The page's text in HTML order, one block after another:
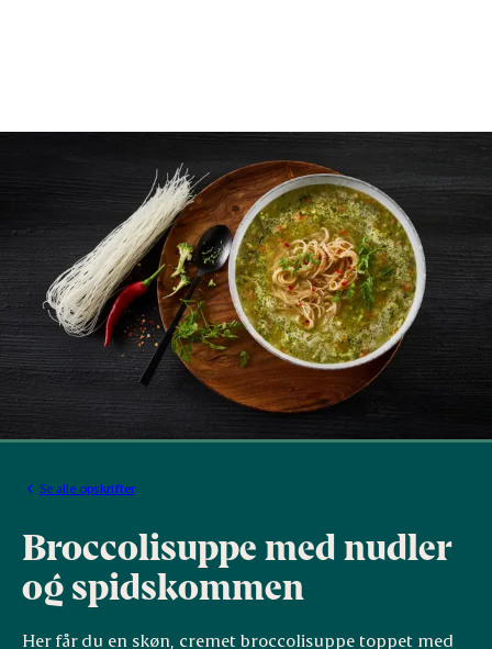
Se alle opskrifter
Broccolisuppe med nudler
og spidskommen
Her får du en skøn, cremet broccolisuppe toppet med